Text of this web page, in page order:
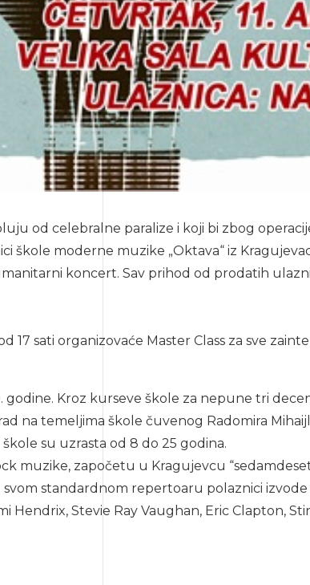
od celebralne paralize i koji bi zbog
moderne muzike „Oktava“ iz
koncert. Sav prihod od prodatih
17 sati organizovaće Master Class za sve
Kroz kurseve škole za nepune tri
na temeljima škole čuvenog Radomira
su uzrasta od 8 do 25 godina.
muzike, započetu u Kragujevcu
standardnom repertoaru polaznici
Hendrix, Stevie Ray Vaughan, Eric Clapton,